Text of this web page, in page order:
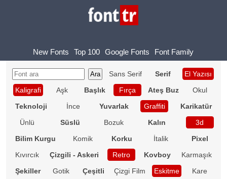
New Fonts Top 100 Google Fonts Font Family
Sans Serif Serif
El Yazısı
Kaligrafi
Aşk Başlık Fırça Ateş Buz
Okul
Teknoloji
İnce Yuvarlak Graffiti
Karikatür
Ünlü
Süslü Bozuk Kalın
3d
Bilim Kurgu
Komik Korku İtalik
Pixel
Kıvırcık
Çizgili - Askeri Retro Kovboy
Karmaşık
Şekiller
Gotik Çeşitli Çizgi Film Eskitme
Kare